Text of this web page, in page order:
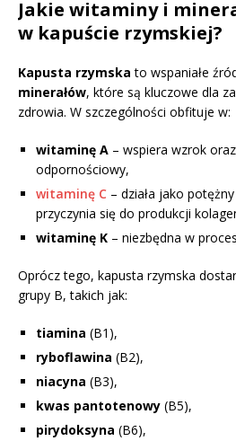
Jakie witaminy i
w kapuście rzymskiej?
Kapusta rzymska to wspaniałe
minerałów, które są kluczowe dla
zdrowia. W szczególności obfituje w:
witaminę A – wspiera wzrok
odpornościowy,
witaminę C – działa jako
przyczynia się do produkcji
witaminę K – niezbędna w
Oprócz tego, kapusta rzymska
grupy B, takich jak:
tiamina (B1),
ryboflawina (B2),
niacyna (B3),
kwas pantotenowy (B5),
pirydoksyna (B6),